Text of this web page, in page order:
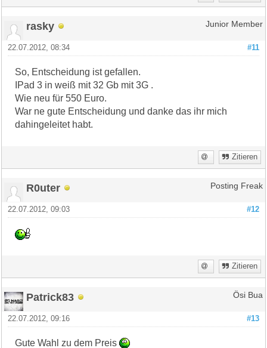
rasky Junior Member
#11
22.07.2012, 08:34
So, Entscheidung ist gefallen.
IPad 3 in weiß mit 32 Gb mit 3G .
Wie neu für 550 Euro.
War ne gute Entscheidung und danke das ihr mich
dahingeleitet habt.
Zitieren
R0uter Posting Freak
#12
22.07.2012, 09:03
Zitieren
Patrick83 Ösi Bua
#13
22.07.2012, 09:16
Gute Wahl zu dem Preis